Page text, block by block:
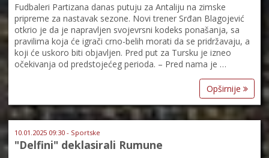
Fudbaleri Partizana danas putuju za Antaliju na zimske
pripreme za nastavak sezone. Novi trener Srđan Blagojević
otkrio je da je napravljen svojevrsni kodeks ponašanja, sa
pravilima koja će igrači crno-belih morati da se pridržavaju, a
koji će uskoro biti objavljen. Pred put za Tursku je izneo
očekivanja od predstojećeg perioda. – Pred nama je …
Opširnije
10.01.2025 09:30 - Sportske
"Delfini" deklasirali Rumune